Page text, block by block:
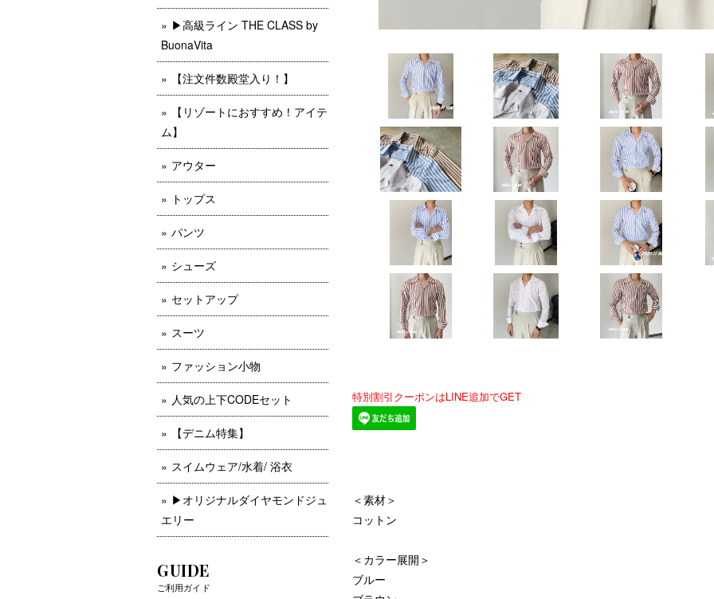
特別割引クーポンはLINE追加でGET
＜素材＞
コットン
＜カラー展開＞
ブルー
▶︎高級ライン THE CLASS by
BuonaVita
【注文件数殿堂入り！】
【リゾートにおすすめ！アイテ
ム】
アウター
トップス
パンツ
シューズ
セットアップ
スーツ
ファッション小物
人気の上下CODEセット
【デニム特集】
スイムウェア/水着/ 浴衣
▶︎オリジナルダイヤモンドジュ
エリー
GUIDE
ご利用ガイド